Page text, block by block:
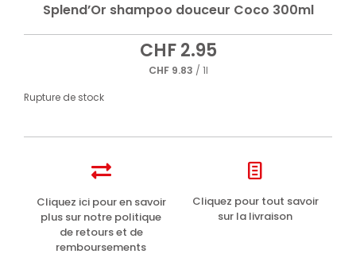
Splend’Or shampoo douceur Coco 300ml
CHF2.95
CHF9.83 / 1l
Rupture de stock
Cliquez ici pour en savoir
plus sur notre politique
de retours et de
remboursements
Cliquez pour tout savoir
sur la livraison